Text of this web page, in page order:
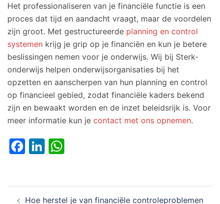
Het professionaliseren van je financiële functie is een
proces dat tijd en aandacht vraagt, maar de voordelen
zijn groot. Met gestructureerde planning en control
systemen krijg je grip op je financiën en kun je betere
beslissingen nemen voor je onderwijs. Wij bij Sterk-
onderwijs helpen onderwijsorganisaties bij het
opzetten en aanscherpen van hun planning en control
op financieel gebied, zodat financiële kaders bekend
zijn en bewaakt worden en de inzet beleidsrijk is. Voor
meer informatie kun je contact met ons opnemen.
Facebook
LinkedIn
Hoe herstel je van financiële controleproblemen